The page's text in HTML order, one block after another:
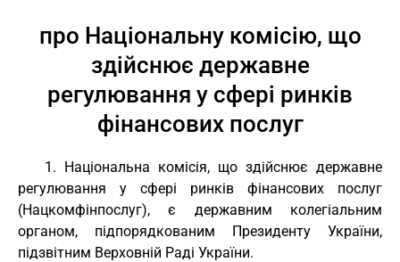
про Національну комісію, що
здійснює державне
регулювання у сфері ринків
фінансових послуг
1. Національна комісія, що здійснює державне
регулювання у сфері ринків фінансових послуг
(Нацкомфінпослуг), є державним колегіальним
органом, підпорядкованим Президенту України,
підзвітним Верховній Раді України.